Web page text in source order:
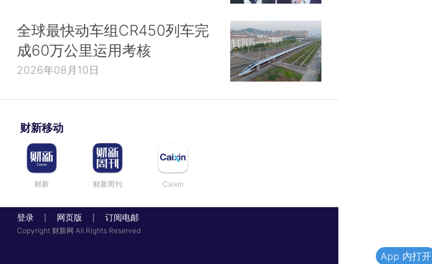
全球最快动车组CR450列车完
成60万公里运用考核
2026年08月10日
财新移动
财新 财新周刊 Caixin
登录 网页版 订阅电邮
Copyright 财新网 All Rights Reserved
App 内打开